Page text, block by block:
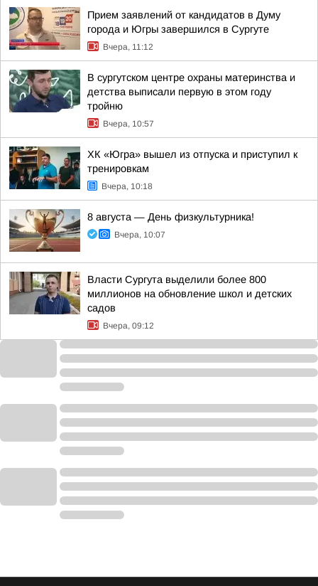
Прием заявлений от кандидатов в Думу
города и Югры завершился в Сургуте
Вчера, 11:12
В сургутском центре охраны материнства и
детства выписали первую в этом году
тройню
Вчера, 10:57
ХК «Югра» вышел из отпуска и приступил к
тренировкам
Вчера, 10:18
8 августа — День физкультурника!
Вчера, 10:07
Власти Сургута выделили более 800
миллионов на обновление школ и детских
садов
Вчера, 09:12